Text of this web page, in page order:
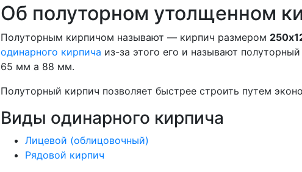
Об полуторном утолщенном
Полуторным кирпичом называют — кирпич размером
одинарного кирпича из-за этого его и называют
65 мм а 88 мм.
Полуторный кирпич позволяет быстрее строить путем
Виды одинарного кирпича
Лицевой (облицовочный)
Рядовой кирпич